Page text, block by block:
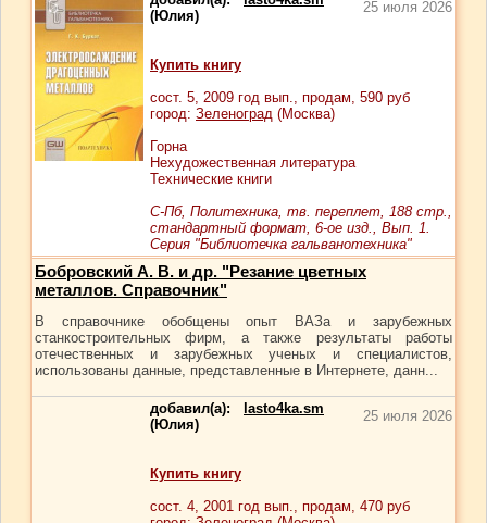
(Юлия)
25 июля 2026
Купить книгу
сост. 5, 2009 год вып., продам, 590 руб
город: Зеленоград (Москва)
Горна
Нехудожественная литература
Технические книги
С-Пб, Политехника, тв. переплет, 188 стр.,
стандартный формат, 6-ое изд., Вып. 1.
Серия "Библиотечка гальванотехника"
Бобровский А. В. и др. "Резание цветных
металлов. Справочник"
В справочнике обобщены опыт ВАЗа и зарубежных
станкостроительных фирм, а также результаты работы
отечественных и зарубежных ученых и специалистов,
использованы данные, представленные в Интернете, данн...
добавил(а):
lasto4ka.sm
(Юлия)
25 июля 2026
Купить книгу
сост. 4, 2001 год вып., продам, 470 руб